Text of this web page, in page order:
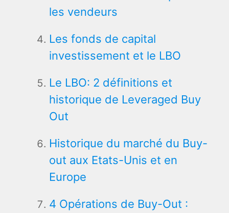
les vendeurs
Les fonds de capital
investissement et le LBO
Le LBO: 2 définitions et
historique de Leveraged Buy
Out
Historique du marché du Buy-
out aux Etats-Unis et en
Europe
4 Opérations de Buy-Out :